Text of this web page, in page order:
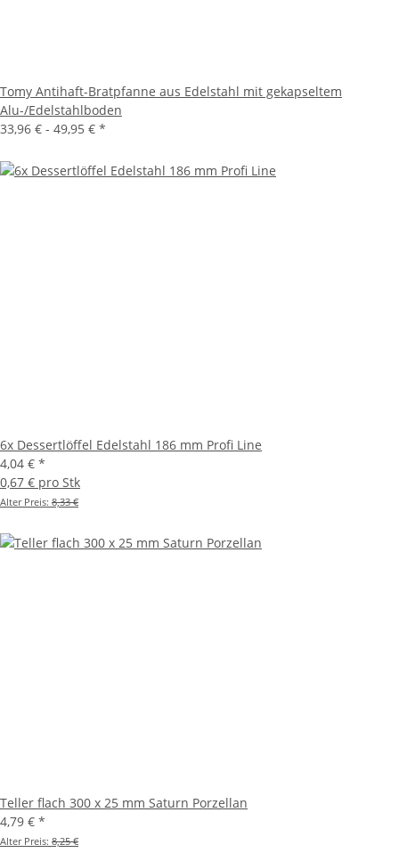
Tomy Antihaft-Bratpfanne aus Edelstahl mit gekapseltem
Alu-/Edelstahlboden
33,96 € - 49,95 € *
6x Dessertlöffel Edelstahl 186 mm Profi Line
4,04 € *
0,67 € pro Stk
Alter Preis: 8,33 €
Teller flach 300 x 25 mm Saturn Porzellan
4,79 € *
Alter Preis: 8,25 €